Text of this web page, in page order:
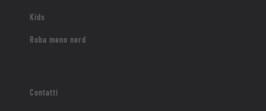
Kids
Roba meno nerd
Contatti